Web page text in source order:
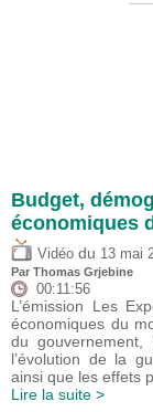
Budget,
économiques
Vidéo du 13 mai
Par Thomas Grjebine
00:11:56
L’émission Les
économiques du
du
l’évolution de la
ainsi que les effets
Lire la suite >